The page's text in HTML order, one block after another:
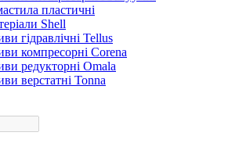
пластичні
Shell
гідравлічні Tellus
компресорні Corena
редукторні Omala
верстатні Tonna